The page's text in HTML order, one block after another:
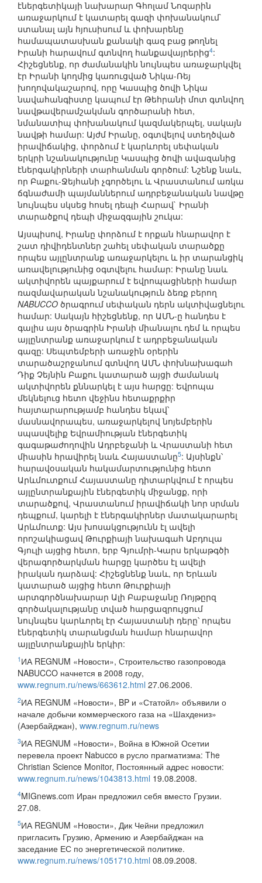
էներգետիկայի նախարար Գհոլամ Նոզարին
առաջարկում է կատարել գազի փոխանակում`
ստանալ այն հյուսիսում և փոխարենը
համապատասխան քանակի գազ բաց թողնել
Իրանի հարավում գտնվող հանքավայրերից4:
Հիշեցնենք, որ ժամանակին նույնպես առաջարկվել
էր Իրանի կողմից կառուցված Նիկա-Ռեյ
խողովակաշարով, որը Կասպից ծովի Նիկա
նավահանգիստը կապում էր Թեհրանի մոտ գտնվող
նավթավերամշակման գործարանի հետ,
նմանատիպ փոխանակում կազմակերպել, սակայն
նավթի համար: Այժմ Իրանը, օգտվելով ստեղծված
իրավիճակից, փորձում է կարևորել սեփական
երկրի նշանակությունը Կասպից ծովի ավազանից
էներգակիրների տարհանման գործում: Նշենք նաև,
որ Բաքու-Ջեյհանի չգործելու և Վրաստանում առկա
ճգնաժամի պայմաններում ադրբեջանական նավթը
նույնպես սկսեց հոսել դեպի Հարավ` Իրանի
տարածքով դեպի միջազգային շուկա:
Այսպիսով, Իրանը փորձում է որքան հնարավոր է
շատ դիվիդենտներ շահել սեփական տարածքը
որպես այլընտրանք առաջարկելու և իր տարանցիկ
առավելությունից օգտվելու համար: Իրանը նաև
ակտիվորեն պայքարում է եվրոպացիների համար
ռազմավարական նշանակություն ձեռք բերող
NABUCCO ծրագրում սեփական դերն ակտիվացնելու
համար: Սակայն հիշեցնենք, որ ԱՄՆ-ը հանդես է
գալիս այս ծրագրին Իրանի միանալու դեմ և որպես
այլընտրանք առաջարկում է ադրբեջանական
գազը: Սեպտեմբերի առաջին օրերին
տարածաշրջանում գտնվող ԱՄՆ փոխնախագահ
Դիք Չեյնին Բաքու կատարած այցի ժամանակ
ակտիվորեն քննարկել է այս հարցը: Եվրոպա
մեկնելուց հետո վեջինս հետաքրքիր
հայտարարությամբ հանդես եկավ՝
մասնավորապես, առաջարկելով նոյեմբերին
սպասվելիք Եվրամիության էներգետիկ
գագաթաժողովին Ադրբեջանի և Վրաստանի հետ
միասին հրավիրել նաև Հայաստանը5: Այսինքն՝
հարավօսական հակամարտությունից հետո
Արևմուտքում Հայաստանը դիտարկվում է որպես
այլընտրանքային էներգետիկ միջանցք, որի
տարածքով, Վրաստանում իրավիճակի նոր սրման
դեպքում, կարելի է էներգակիրներ մատակարարել
Արևմուտք: Այս խոսակցությունն էլ ավելի
որոշակիացավ Թուրքիայի նախագահ Աբդուլա
Գյուլի այցից հետո, երբ Գյումրի-Կարս երկաթգծի
վերագործարկման հարցը կարծես էլ ավելի
իրական դարձավ: Հիշեցնենք նաև, որ Երևան
կատարած այցից հետո Թուրքիայի
արտգործնախարար Ալի Բաբաջանը Ռոյթըրզ
գործակալությանը տված հարցազրույցում
նույնպես կարևորել էր Հայաստանի դերը՝ որպես
էներգետիկ տարանցման համար հնարավոր
այլընտրանքային երկիր:
1 ИА REGNUM «Новости», Строительство газопровода
NABUCCO начнется в 2008 году,
www.regnum.ru/news/663612.html 27.06.2006.
2ИА REGNUM «Новости», BP и «Статойл» объявили о
начале добычи коммерческого газа на «Шахдениз»
(Азербайджан), www.regnum.ru/news
3ИА REGNUM «Новости», Война в Южной Осетии
перевела проект Nabucco в русло прагматизма: The
Christian Science Monitor, Постоянный адрес новости:
www.regnum.ru/news/1043813.html 19.08.2008.
4MIGnews.com Иран предложил себя вместо Грузии.
27.08.
5ИА REGNUM «Новости», Дик Чейни предложил
пригласить Грузию, Армению и Азербайджан на
заседание ЕС по энергетической политике.
www.regnum.ru/news/1051710.html 08.09.2008.